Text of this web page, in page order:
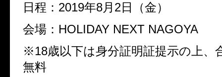
日程： 2019年8月 2日（金）
会場： HOLIDAY NEXT NAGOYA
※18歳以下は身分証明証提示の上、
無料